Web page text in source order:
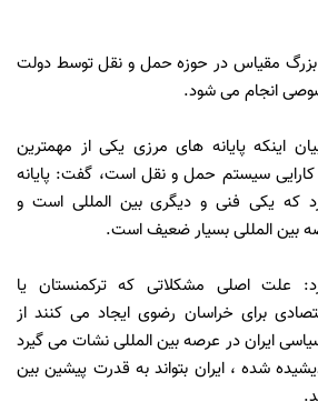
بزرگ مقیاس در حوزه حمل و نقل توسط دولت
انجام می شود.
اینکه پایانه های مرزی یکی از مهمترین
کارایی سیستم حمل و نقل است، گفت: پایانه
که یکی فنی و دیگری بین المللی است و
بین المللی بسیار ضعیف است.
علت اصلی مشکلاتی که ترکمنستان یا
برای خراسان رضوی ایجاد می کنند از
ایران در عرصه بین المللی نشات می گیرد
شده ، ایران بتواند به قدرت پیشین بین